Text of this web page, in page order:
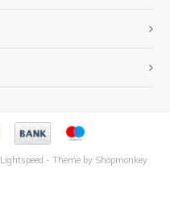
Lightspeed - Theme by Shopmonkey